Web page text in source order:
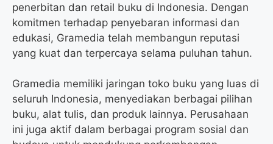
penerbitan dan retail buku di Indonesia. Dengan
komitmen terhadap penyebaran informasi dan
edukasi, Gramedia telah membangun reputasi
yang kuat dan terpercaya selama puluhan tahun.
Gramedia memiliki jaringan toko buku yang luas di
seluruh Indonesia, menyediakan berbagai pilihan
buku, alat tulis, dan produk lainnya. Perusahaan
ini juga aktif dalam berbagai program sosial dan